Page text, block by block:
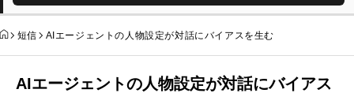
短信 AIエージェントの人物設定が対話にバイアスを生む
AIエージェントの人物設定が対話にバイアス